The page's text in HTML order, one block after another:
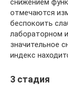
отмечаются
беспокоить
лабораторном
значительное
индекс
3 стадия